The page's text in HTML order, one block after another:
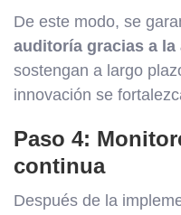
De este modo, se
auditoría gracias a la
sostengan a largo
innovación se
Paso 4:
continua
Después de la